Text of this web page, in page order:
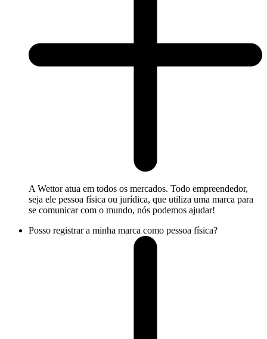
A Wettor atua em todos os mercados. Todo empreendedor,
seja ele pessoa física ou jurídica, que utiliza uma marca para
se comunicar com o mundo, nós podemos ajudar!
Posso registrar a minha marca como pessoa física?